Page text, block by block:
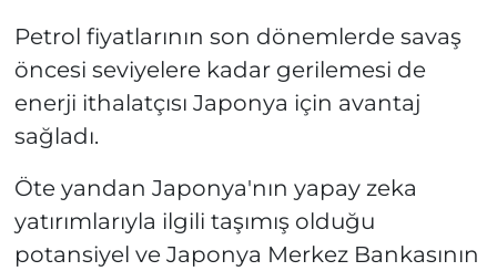
Petrol fiyatlarının son dönemlerde savaş
öncesi seviyelere kadar gerilemesi de
enerji ithalatçısı Japonya için avantaj
sağladı.
Öte yandan Japonya'nın yapay zeka
yatırımlarıyla ilgili taşımış olduğu
potansiyel ve Japonya Merkez Bankasının